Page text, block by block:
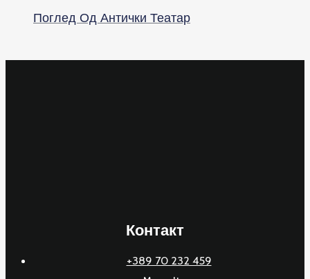
Поглед Од Антички Театар
Контакт
+389 70 232 459